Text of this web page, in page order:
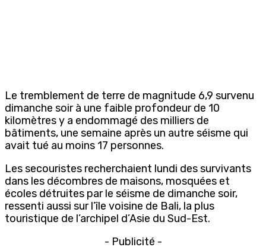
Le tremblement de terre de magnitude 6,9 survenu
dimanche soir à une faible profondeur de 10
kilomètres y a endommagé des milliers de
bâtiments, une semaine après un autre séisme qui
avait tué au moins 17 personnes.
Les secouristes recherchaient lundi des survivants
dans les décombres de maisons, mosquées et
écoles détruites par le séisme de dimanche soir,
ressenti aussi sur l’île voisine de Bali, la plus
touristique de l’archipel d’Asie du Sud-Est.
- Publicité -